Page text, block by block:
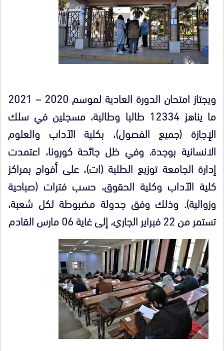
ويجتاز امتحان الدورة العادية لموسم 2020 – 2021
ما يناهز 12334 طالبا وطالبة، مسجلين في سلك
الإجازة (جميع الفصول)، بكلية الآداب والعلوم
الانسانية بوجدة. وفي ظل جائحة كورونا، اعتمدت
إدارة الجامعة توزيع الطلبة (ات)، على أفواج بمراكز
كلية الآداب وكلية الحقوق، حسب فترات (صباحية
وزوالية). وذلك وفق جدولة مضبوطة لكل شعبة،
تستمر من 22 فبراير الجاري، إلى غاية 06 مارس القادم